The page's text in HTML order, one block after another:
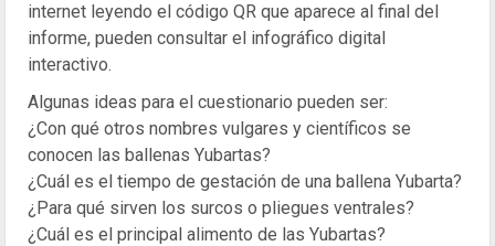
internet leyendo el código QR que aparece al final del
informe, pueden consultar el infográfico digital
interactivo.
Algunas ideas para el cuestionario pueden ser:
¿Con qué otros nombres vulgares y científicos se
conocen las ballenas Yubartas?
¿Cuál es el tiempo de gestación de una ballena Yubarta?
¿Para qué sirven los surcos o pliegues ventrales?
¿Cuál es el principal alimento de las Yubartas?